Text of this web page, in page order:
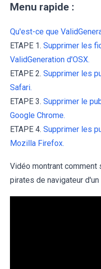
Menu rapide :
Qu'est-ce que
ETAPE 1. Supprimer les
ValidGeneration d'OSX.
ETAPE 2. Supprimer les
Safari.
ETAPE 3. Supprimer le
Google Chrome.
ETAPE 4. Supprimer les
Mozilla Firefox.
Vidéo montrant
pirates de navigateur d'un